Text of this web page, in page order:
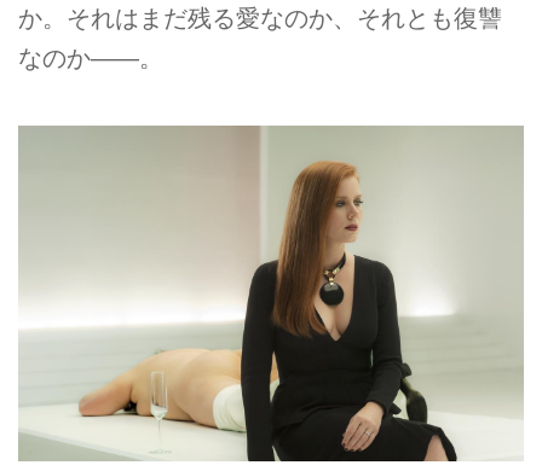
か。それはまだ残る愛なのか、それとも復讐
なのか――。